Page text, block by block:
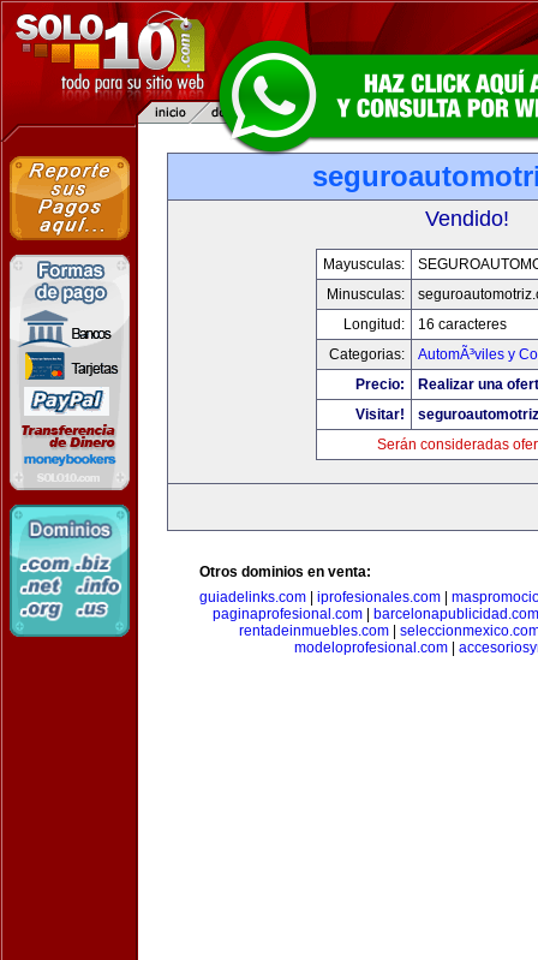
Vendido!
Mayusculas:
Minusculas:
Longitud:
16 caracteres
Categorias:
AutomÃ³viles y
Precio:
Realizar una
Visitar!
Serán consideradas
Otros dominios en venta:
guiadelinks.com
iprofesionales.com
paginaprofesional.com|
barcelonapublicidad.com
rentadeinmuebles.com
modeloprofesional.com